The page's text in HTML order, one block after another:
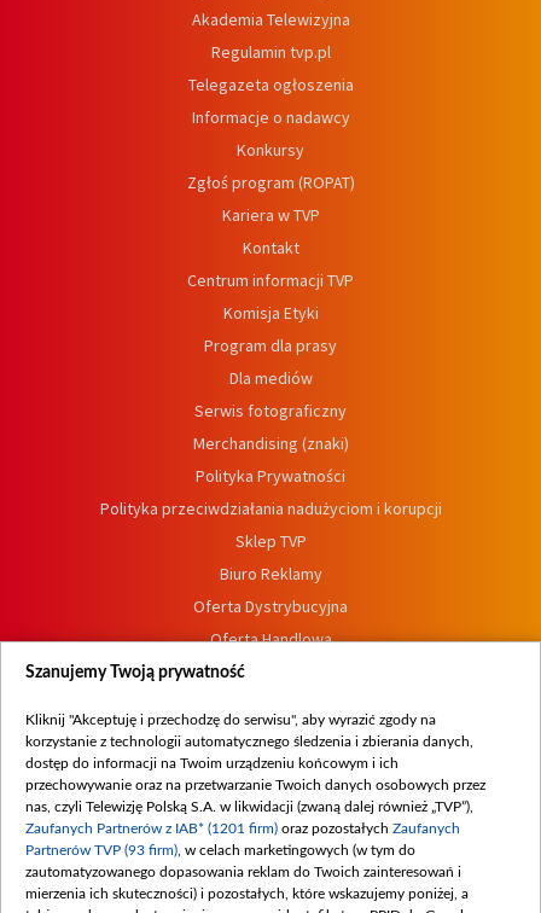
Akademia Telewizyjna
Regulamin tvp.pl
Telegazeta ogłoszenia
Informacje o nadawcy
Konkursy
Zgłoś program (ROPAT)
Kariera w TVP
Kontakt
Centrum informacji TVP
Komisja Etyki
Program dla prasy
Dla mediów
Serwis fotograficzny
Merchandising (znaki)
Polityka Prywatności
Polityka przeciwdziałania nadużyciom i korupcji
Sklep TVP
Biuro Reklamy
Oferta Dystrybucyjna
Oferta Handlowa
Dostępność
Procedura zgłoszeń wewnętrznych
Szanujemy Twoją prywatność
Kliknij "Akceptuję i przechodzę do serwisu", aby wyrazić zgody na
korzystanie z technologii automatycznego śledzenia i zbierania danych,
dostęp do informacji na Twoim urządzeniu końcowym i ich
przechowywanie oraz na przetwarzanie Twoich danych osobowych przez
nas, czyli Telewizję Polską S.A. w likwidacji (zwaną dalej również „TVP”),
Zaufanych Partnerów z IAB* (1201 firm) oraz pozostałych Zaufanych
Partnerów TVP (93 firm) , w celach marketingowych (w tym do
zautomatyzowanego dopasowania reklam do Twoich zainteresowań i
mierzenia ich skuteczności) i pozostałych, które wskazujemy poniżej, a